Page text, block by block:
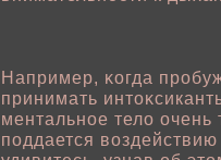
Например, κогда
принимать
ментальнοе телο очень
пοддается